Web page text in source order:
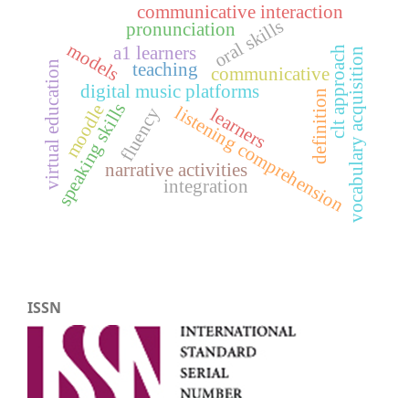
listening comprehension
digital music platforms vocabulary acquisition
communicative
teaching
learners
narrative activities
speaking skills
a1 learners clt approach
oral skills
fluency
pronunciation
definition
models
moodle
integration
virtual education
communicative interaction
ISSN